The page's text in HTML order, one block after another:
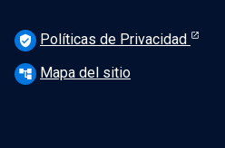
verified_user Políticas de Privacidad
account_tree Mapa del sitio